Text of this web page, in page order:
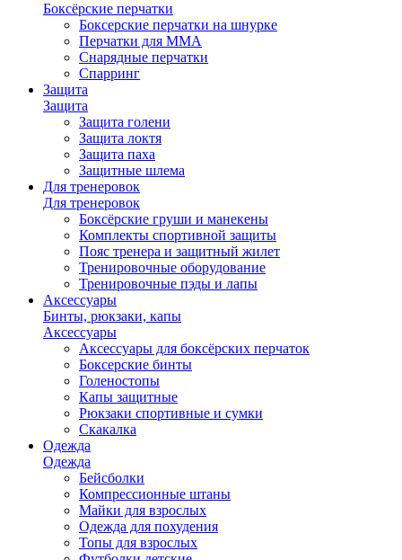
Боксёрские перчатки
Боксерские перчатки на шнурке
Перчатки для ММА
Снарядные перчатки
Спарринг
Защита
Защита
Защита голени
Защита локтя
Защита паха
Защитные шлема
Для тренеровок
Для тренеровок
Боксёрские груши и манекены
Комплекты спортивной защиты
Пояс тренера и защитный жилет
Тренировочные оборудование
Тренировочные пэды и лапы
Аксессуары
Бинты, рюкзаки, капы
Аксессуары
Аксессуары для боксёрских перчаток
Боксерские бинты
Голеностопы
Капы защитные
Рюкзаки спортивные и сумки
Скакалка
Одежда
Одежда
Бейсболки
Компрессионные штаны
Майки для взрослых
Одежда для похудения
Топы для взрослых